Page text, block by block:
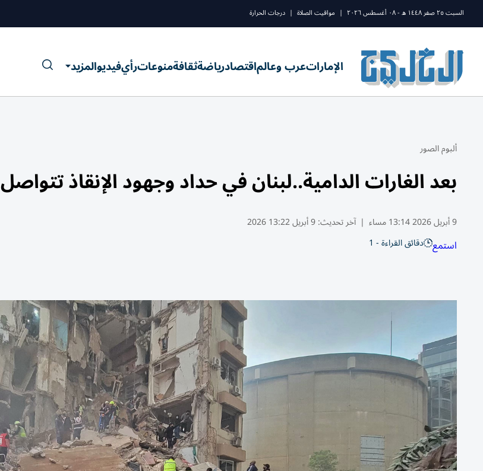
السبت ٢٥ صفر ١٤٤٨ ه - ٠٨ أغسطس ٢٠٢٦ | مواقيت الصلاة | درجات الحرارة
الإماراتعرب وعالماقتصادرياضةثقافةمنوعاترأيفيديوالمزيد
ألبوم الصور
بعد الغارات الدامية..لبنان في حداد وجهود الإنقاذ تتواصل
9 أبريل 2026 13:14 مساء | آخر تحديث:9 أبريل 13:22 2026
استمع دقائق القراءة - 1